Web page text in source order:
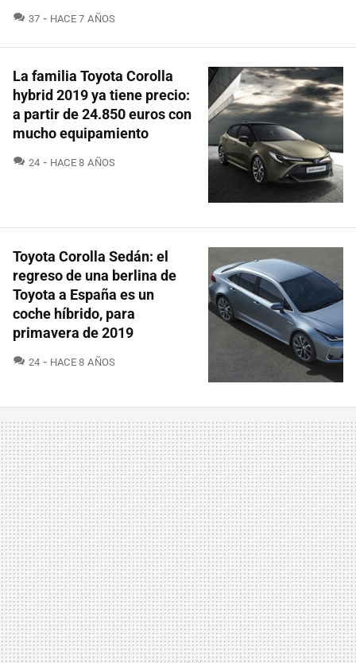
37 COMENTARIOS
HACE 7 AÑOS
La familia Toyota Corolla
hybrid 2019 ya tiene precio:
a partir de 24.850 euros con
mucho equipamiento
24 COMENTARIOS
HACE 8 AÑOS
Toyota Corolla Sedán: el
regreso de una berlina de
Toyota a España es un
coche híbrido, para
primavera de 2019
24 COMENTARIOS
HACE 8 AÑOS